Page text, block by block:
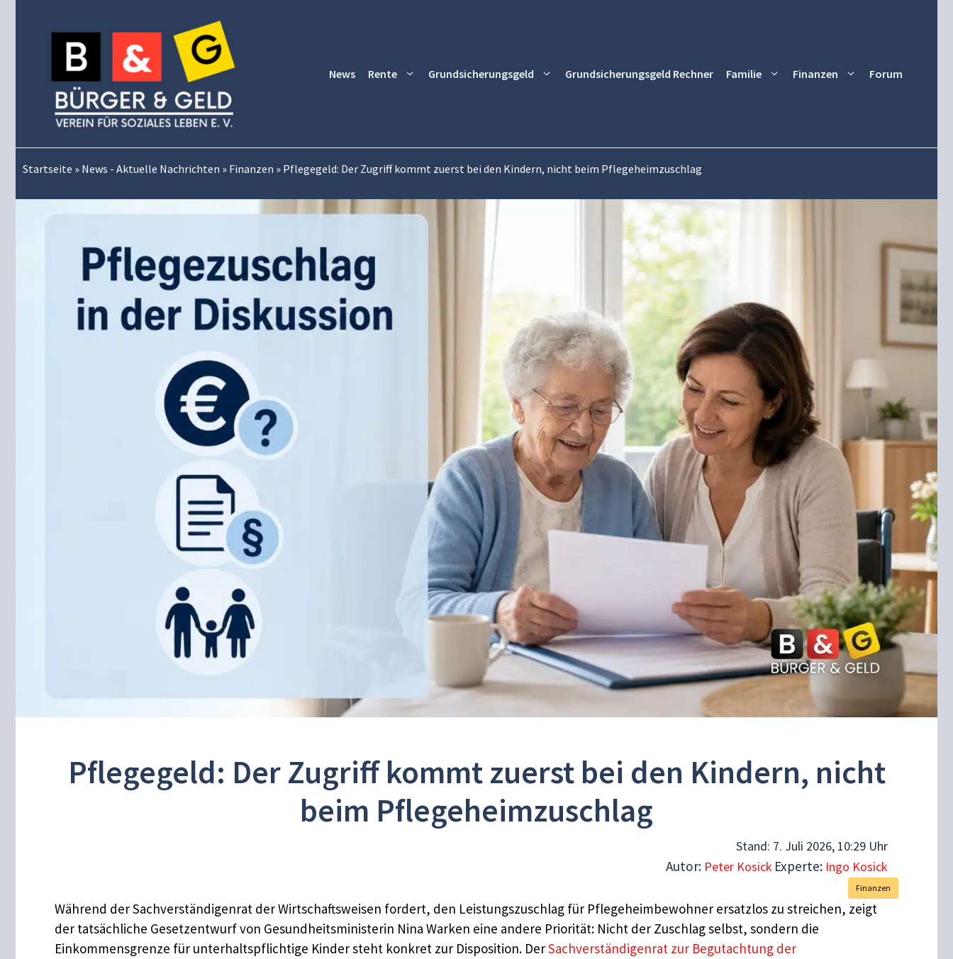
News Rente Grundsicherungsgeld Grundsicherungsgeld Rechner Familie Finanzen Forum
Startseite » News - Aktuelle Nachrichten » Finanzen » Pflegegeld: Der Zugriff kommt zuerst bei den Kindern, nicht beim Pflegeheimzuschlag
Pflegegeld: Der Zugriff kommt zuerst bei den Kindern, nicht
beim Pflegeheimzuschlag
Stand: 7. Juli 2026, 10:29 Uhr
Autor: Peter Kosick Experte: Ingo Kosick
Finanzen
Während der Sachverständigenrat der Wirtschaftsweisen fordert, den Leistungszuschlag für Pflegeheimbewohner ersatzlos zu streichen, zeigt
der tatsächliche Gesetzentwurf von Gesundheitsministerin Nina Warken eine andere Priorität: Nicht der Zuschlag selbst, sondern die
Einkommensgrenze für unterhaltspflichtige Kinder steht konkret zur Disposition. DerSachverständigenrat zur Begutachtung der